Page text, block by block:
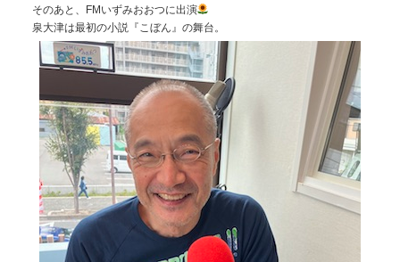
そのあと、FMいずみおおつに出演
泉大津は最初の小説『こぼん』の舞台。